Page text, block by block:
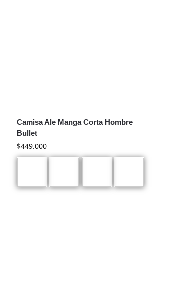
Camisa Ale Manga Corta Hombre
Bullet
$449.000